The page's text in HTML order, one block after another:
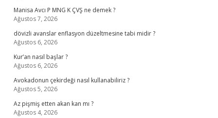
Manisa Avcı P MNG K ÇVŞ ne demek ?
Ağustos 7, 2026
dövizli avanslar enflasyon düzeltmesine tabi midir ?
Ağustos 6, 2026
Kur’an nasıl başlar ?
Ağustos 6, 2026
Avokadonun çekirdeği nasıl kullanabiliriz ?
Ağustos 5, 2026
Az pişmiş etten akan kan mı ?
Ağustos 4, 2026